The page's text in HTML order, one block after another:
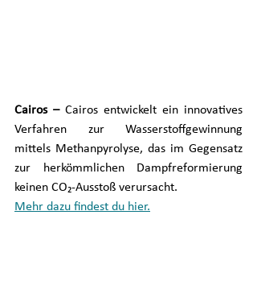
Cairos – Cairos entwickelt ein innovatives
Verfahren zur Wasserstoffgewinnung
mittels Methanpyrolyse, das im Gegensatz
zur herkömmlichen Dampfreformierung
keinen CO₂-Ausstoß verursacht.
Mehr dazu findest du hier.